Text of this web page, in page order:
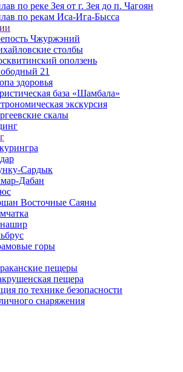
по реке Зея от г. Зея до п. Чагоян
по рекам Иса-Ига-Бысса
Чжуржэний
столбы
оползень
21
здоровья
база «Шамбала»
экскурсия
скалы
Сардык
Дабан
Восточные Саяны
горы
пещеры
пещера
по технике безопасности
снаряжения